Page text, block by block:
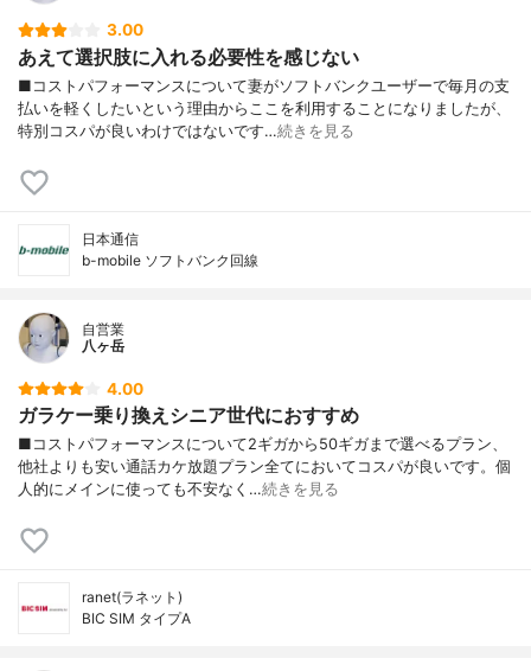
3.00
あえて選択肢に入れる必要性を感じない
■コストパフォーマンスについて妻がソフトバンクユーザーで毎月の支
払いを軽くしたいという理由からここを利用することになりましたが、
特別コスパが良いわけではないです…続きを見る
日本通信
b-mobile ソフトバンク回線
自営業
八ヶ岳
4.00
ガラケー乗り換えシニア世代におすすめ
■コストパフォーマンスについて2ギガから50ギガまで選べるプラン、
他社よりも安い通話カケ放題プラン全てにおいてコスパが良いです。個
人的にメインに使っても不安なく…続きを見る
ranet(ラネット)
BIC SIM タイプA